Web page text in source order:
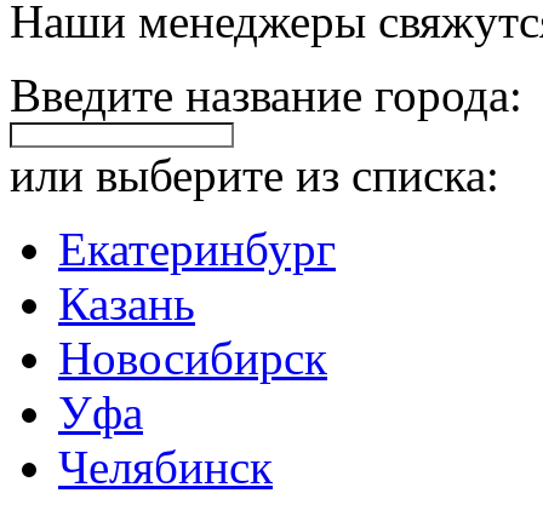
Наши менеджеры
Введите название города:
или выберите из списка:
Екатеринбург
Казань
Новосибирск
Уфа
Челябинск